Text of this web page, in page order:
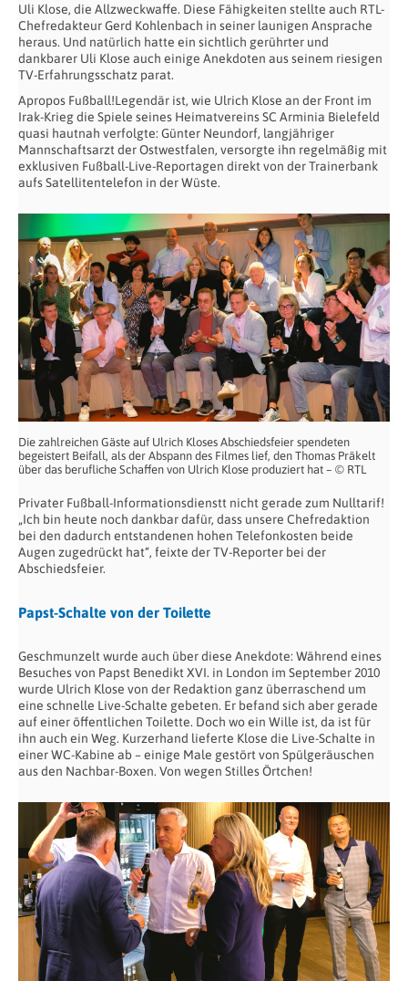
Uli Klose, die Allzweckwaffe. Diese Fähigkeiten stellte auch RTL-
Chefredakteur Gerd Kohlenbach in seiner launigen Ansprache
heraus. Und natürlich hatte ein sichtlich gerührter und
dankbarer Uli Klose auch einige Anekdoten aus seinem riesigen
TV-Erfahrungsschatz parat.
Apropos Fußball!Legendär ist, wie Ulrich Klose an der Front im
Irak-Krieg die Spiele seines Heimatvereins SC Arminia Bielefeld
quasi hautnah verfolgte: Günter Neundorf, langjähriger
Mannschaftsarzt der Ostwestfalen, versorgte ihn regelmäßig mit
exklusiven Fußball-Live-Reportagen direkt von der Trainerbank
aufs Satellitentelefon in der Wüste.
Die zahlreichen Gäste auf Ulrich Kloses Abschiedsfeier spendeten
begeistert Beifall, als der Abspann des Filmes lief, den Thomas Präkelt
über das berufliche Schaffen von Ulrich Klose produziert hat – © RTL
Privater Fußball-Informationsdienstt nicht gerade zum Nulltarif!
„Ich bin heute noch dankbar dafür, dass unsere Chefredaktion
bei den dadurch entstandenen hohen Telefonkosten beide
Augen zugedrückt hat“, feixte der TV-Reporter bei der
Abschiedsfeier.
Papst-Schalte von der Toilette
Geschmunzelt wurde auch über diese Anekdote: Während eines
Besuches von Papst Benedikt XVI. in London im September 2010
wurde Ulrich Klose von der Redaktion ganz überraschend um
eine schnelle Live-Schalte gebeten. Er befand sich aber gerade
auf einer öffentlichen Toilette. Doch wo ein Wille ist, da ist für
ihn auch ein Weg. Kurzerhand lieferte Klose die Live-Schalte in
einer WC-Kabine ab – einige Male gestört von Spülgeräuschen
aus den Nachbar-Boxen. Von wegen Stilles Örtchen!